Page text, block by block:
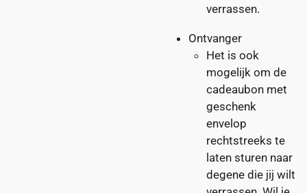
verrassen.
Ontvanger
Het is ook
mogelijk om de
cadeaubon met
geschenk
envelop
rechtstreeks te
laten sturen naar
degene die jij wilt